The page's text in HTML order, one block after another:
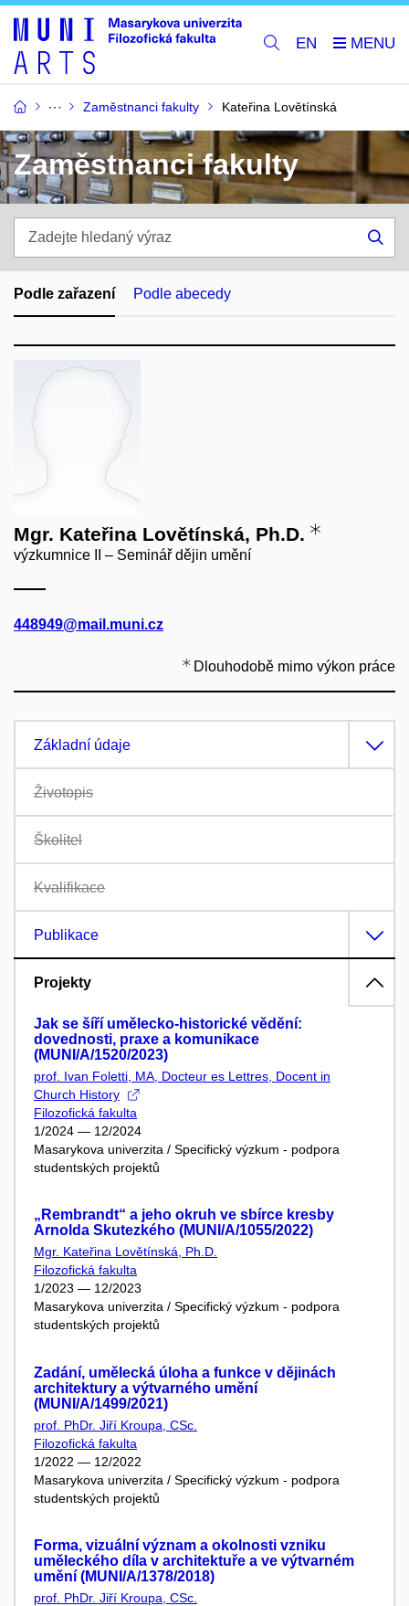
EN
Zaměstnanci fakulty Kateřina Lovětínská
Zaměstnanci fakulty
hledaný
výraz
Podle zařazení Podle abecedy
Mgr. Kateřina Lovětínská, Ph.D.
výzkumnice II – Seminář dějin umění
448949@mail.muni.cz
Dlouhodobě mimo výkon práce
Základní údaje
Životopis
Školitel
Kvalifikace
Publikace
Projekty
Jak se šíří umělecko-historické vědění:
dovednosti, praxe a komunikace
(MUNI/A/1520/2023)
prof. Ivan Foletti, MA, Docteur es Lettres, Docent in
Church History
Filozofická fakulta
1/2024 — 12/2024
Masarykova univerzita / Specifický výzkum - podpora
studentských projektů
„Rembrandt“ a jeho okruh ve sbírce kresby
Arnolda Skutezkého (MUNI/A/1055/2022)
Mgr. Kateřina Lovětínská, Ph.D.
Filozofická fakulta
1/2023 — 12/2023
Masarykova univerzita / Specifický výzkum - podpora
studentských projektů
Zadání, umělecká úloha a funkce v dějinách
architektury a výtvarného umění
(MUNI/A/1499/2021)
prof. PhDr. Jiří Kroupa, CSc.
Filozofická fakulta
1/2022 — 12/2022
Masarykova univerzita / Specifický výzkum - podpora
studentských projektů
Forma, vizuální význam a okolnosti vzniku
uměleckého díla v architektuře a ve výtvarném
umění (MUNI/A/1378/2018)
prof. PhDr. Jiří Kroupa, CSc.